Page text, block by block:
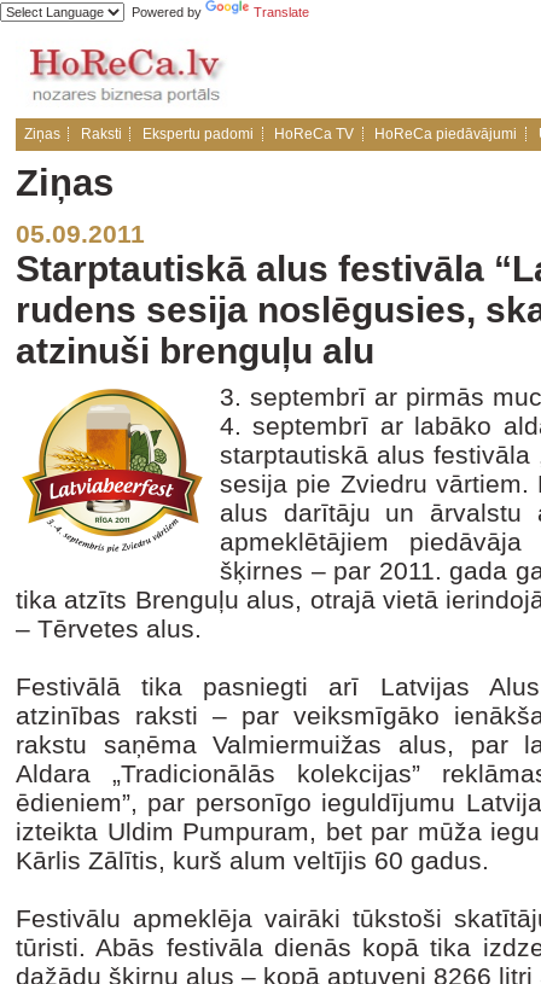
Powered by Translate
Ziņas Raksti Ekspertu padomi HoReCa TV HoReCa piedāvājumi
Ziņas
05.09.2011
Starptautiskā alus festivāla
rudens sesija noslēgusies,
atzinuši brenguļu alu
3. septembrī ar pirmās
4. septembrī ar labāko
starptautiskā alus festivāla
sesija pie Zviedru
alus darītāju un ārvalstu
apmeklētājiem
šķirnes – par 2011. gada
tika atzīts Brenguļu alus, otrajā vietā
– Tērvetes alus.
Festivālā tika pasniegti arī Latvijas
atzinības raksti – par veiksmīgāko
rakstu saņēma Valmiermuižas alus, par
Aldara „Tradicionālās kolekcijas”
ēdieniem”, par personīgo ieguldījumu
izteikta Uldim Pumpuram, bet par mūža
Kārlis Zālītis, kurš alum veltījis 60 gadus.
Festivālu apmeklēja vairāki tūkstoši
tūristi. Abās festivāla dienās kopā tika
dažādu šķirņu alus – kopā aptuveni 8266 litri